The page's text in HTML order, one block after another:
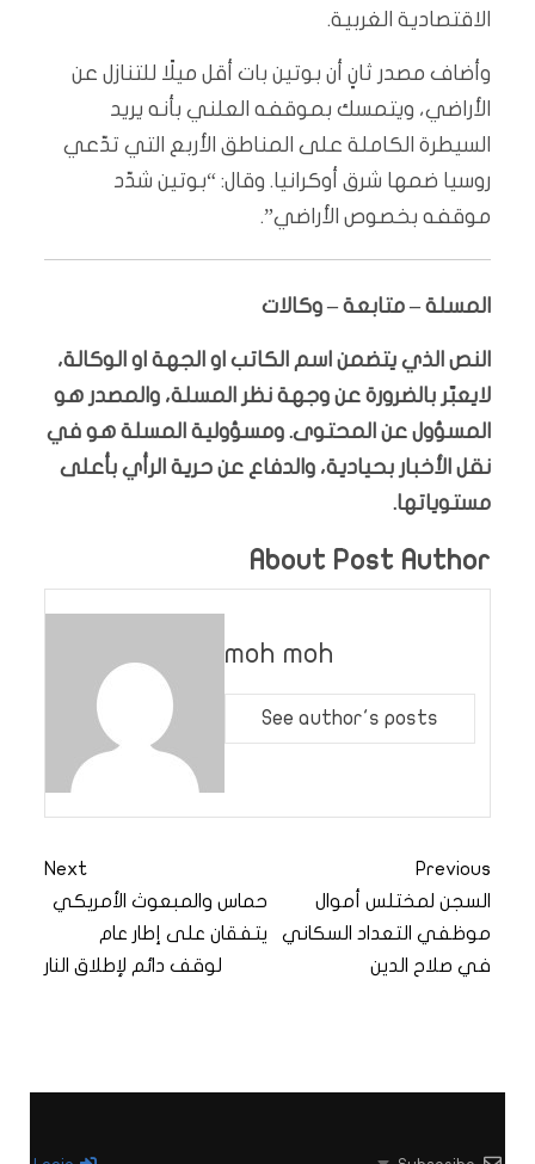
الاقتصادية الغربية.
وأضاف مصدر ثانٍ أن بوتين بات أقل ميلًا للتنازل عن
الأراضي، ويتمسك بموقفه العلني بأنه يريد
السيطرة الكاملة على المناطق الأربع التي تدّعي
روسيا ضمها شرق أوكرانيا. وقال: “بوتين شدّد
موقفه بخصوص الأراضي”.
المسلة – متابعة – وكالات
النص الذي يتضمن اسم الكاتب او الجهة او الوكالة،
لايعبّر بالضرورة عن وجهة نظر المسلة، والمصدر هو
المسؤول عن المحتوى. ومسؤولية المسلة هو في
نقل الأخبار بحيادية، والدفاع عن حرية الرأي بأعلى
مستوياتها.
About Post Author
moh moh
See author's posts
Previous
السجن لمختلس أموال
موظفي التعداد السكاني
في صلاح الدين
Next
حماس والمبعوث الأمريكي
يتفقان على إطار عام
لوقف دائم لإطلاق النار